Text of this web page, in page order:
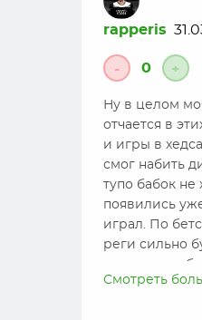
rapperis
- 0 +
Ну в целом
отчается в
и игры в
смог набить
тупо бабок не
появились
играл. По
реги сильно
эту
фишам вообще
Смотреть